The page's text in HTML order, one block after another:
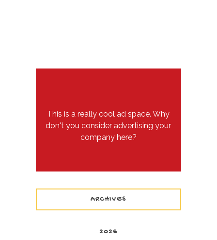
This is a really cool ad space. Why
don't you consider advertising your
company here?
ARCHIVES
2026